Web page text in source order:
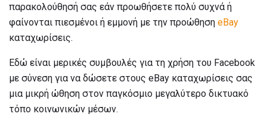
παρακολούθησή σας εάν προωθήσετε πολύ συχνά ή
φαίνονται πιεσμένοι ή εμμονή με την προώθηση eBay
καταχωρίσεις.
Εδώ είναι μερικές συμβουλές για τη χρήση του Facebook
με σύνεση για να δώσετε στους eBay καταχωρίσεις σας
μια μικρή ώθηση στον παγκόσμιο μεγαλύτερο δικτυακό
τόπο κοινωνικών μέσων.